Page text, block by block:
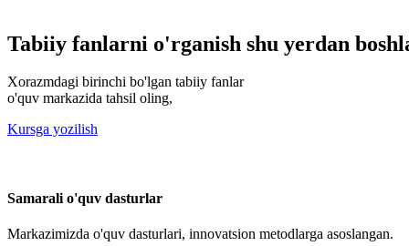
Tabiiy fanlarni o'rganish shu yerdan
Xorazmdagi birinchi bo'lgan tabiiy fanlar
o'quv markazida tahsil oling,
Kursga yozilish
Samarali o'quv dasturlar
Markazimizda o'quv dasturlari, innovatsion metodlarga asoslangan.